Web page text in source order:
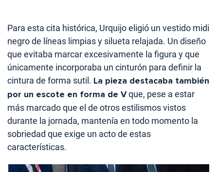
Para esta cita histórica, Urquijo eligió un vestido midi
negro de líneas limpias y silueta relajada. Un diseño
que evitaba marcar excesivamente la figura y que
únicamente incorporaba un cinturón para definir la
cintura de forma sutil. La pieza destacaba también
por un escote en forma de Vque, pese a estar
más marcado que el de otros estilismos vistos
durante la jornada, mantenía en todo momento la
sobriedad que exige un acto de estas
características.